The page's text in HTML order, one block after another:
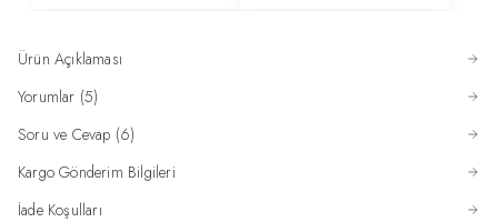
Ürün Açıklaması
Yorumlar (5)
Soru ve Cevap (6)
Kargo Gönderim Bilgileri
İade Koşulları